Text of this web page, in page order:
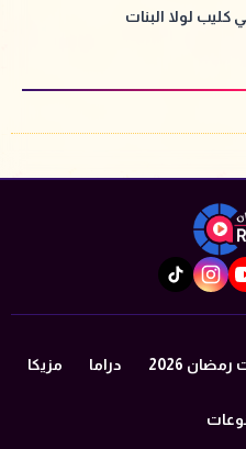
كليب لولا البنات
instagram
tiktok
2026 دراما مزيكا